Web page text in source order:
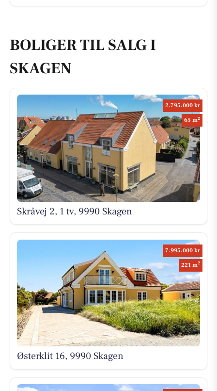
BOLIGER TIL SALG I
SKAGEN
2.795.000 kr
65 m2
Skråvej 2, 1 tv, 9990 Skagen
7.995.000 kr
221 m2
Østerklit 16, 9990 Skagen